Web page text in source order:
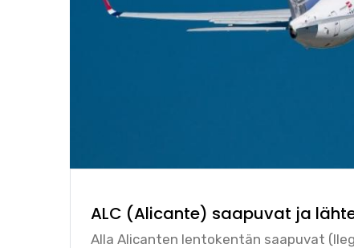
ALC (Alicante) saapuvat ja
Alla Alicanten lentokentän saapuvat